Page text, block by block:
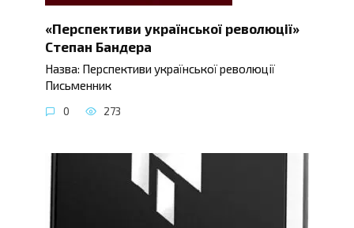
«Перспективи української революції»
Степан Бандера
Назва: Перспективи української революції
Письменник
0 273